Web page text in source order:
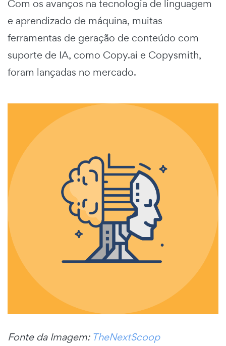
Com os avanços na tecnologia de linguagem
e aprendizado de máquina, muitas
ferramentas de geração de conteúdo com
suporte de IA, como Copy.ai e Copysmith,
foram lançadas no mercado.
Fonte da Imagem: TheNextScoop